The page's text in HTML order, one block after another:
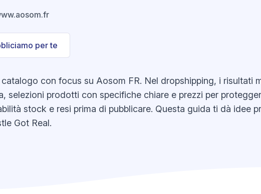
per te
con focus su Aosom FR. Nel dropshipping, i risultati
selezioni prodotti con specifiche chiare e prezzi per
stock e resi prima di pubblicare. Questa guida ti dà idee
Got Real.